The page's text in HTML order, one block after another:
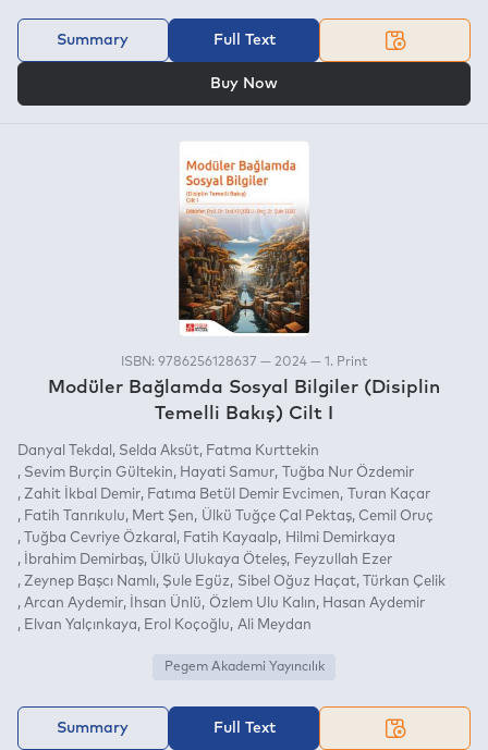
Summary Full Text
Buy Now
ISBN: 9786256128637 — 2024 — 1. Print
Modüler Bağlamda Sosyal Bilgiler (Disiplin
Temelli Bakış) Cilt I
Danyal Tekdal Selda Aksüt
Fatma Kurttekin
Sevim Burçin Gültekin
Hayati Samur
Tuğba Nur Özdemir
Zahit İkbal Demir
Fatıma Betül Demir Evcimen
Turan Kaçar
Fatih Tanrıkulu
Mert Şen Ülkü Tuğçe Çal Pektaş Cemil Oruç
Tuğba Cevriye Özkaral
Fatih Kayaalp
Hilmi Demirkaya
İbrahim Demirbaş Ülkü Ulukaya Öteleş
Feyzullah Ezer
Zeynep Başcı Namlı
Şule Egüz Sibel Oğuz Haçat
Türkan Çelik
Arcan Aydemir
İhsan Ünlü Özlem Ulu Kalın
Hasan Aydemir
Elvan Yalçınkaya
Erol Koçoğlu Ali Meydan
Pegem Akademi Yayıncılık
Summary Full Text